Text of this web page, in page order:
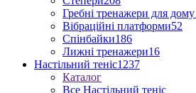
Гребні тренажери для дому
Вібраційні платформи52
Спінбайки186
Лижні тренажери16
Настільний теніс1237
Каталог
Все Настільний теніс